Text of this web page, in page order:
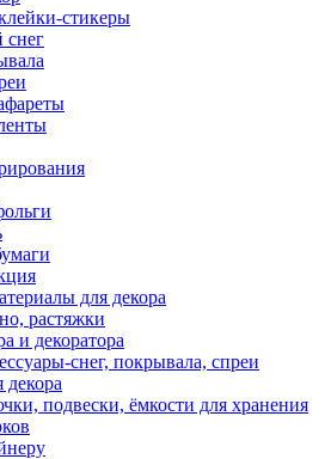
стикеры
снег
для декора
растяжки
и декоратора
снег, покрывала, спреи
декора
подвески, ёмкости для хранения